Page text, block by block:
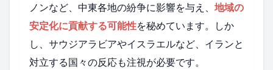
ノンなど、中東各地の紛争に影響を与え、 地域の
安定化に貢献する可能性を秘めています。しか
し、サウジアラビアやイスラエルなど、イランと
対立する国々の反応も注視が必要です。